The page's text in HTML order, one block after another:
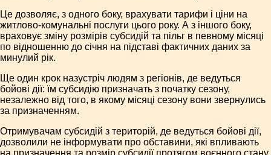
Це дозволяє, з одного боку, врахувати тарифи і ціни на
житлово-комунальні послуги цього року. А з іншого боку,
враховує зміну розмірів субсидій та пільг в певному місяці
по відношенню до січня на підставі фактичних даних за
минулий рік.
Ще один крок назустріч людям з регіонів, де ведуться
бойові дії: їм субсидію призначать з початку сезону,
незалежно від того, в якому місяці сезону вони звернулись
за призначенням.
Отримувачам субсидій з територій, де ведуться бойові дії,
дозволили не інформувати про обставини, які впливають